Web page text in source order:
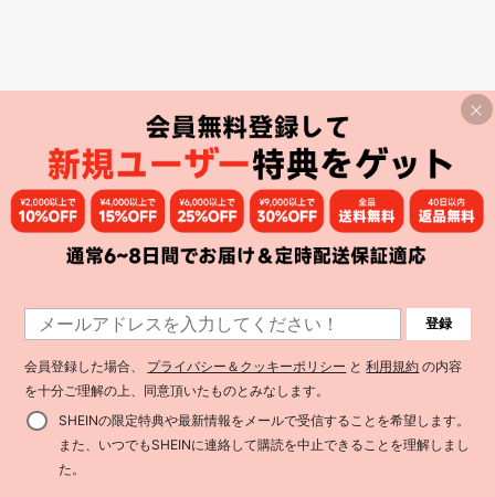
登録
会員登録した場合、 プライバシー＆クッキーポリシー と利用規約 の内容
を十分ご理解の上、同意頂いたものとみなします。
SHEINの限定特典や最新情報をメールで受信することを希望します。
また、いつでもSHEINに連絡して購読を中止できることを理解しまし
た。